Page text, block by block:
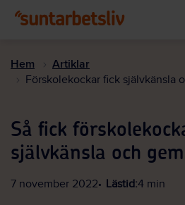
Hem Artiklar
Förskolekockar fick självkänsla
Så fick
självkänsla och
7 november 2022 Lästid:4 min